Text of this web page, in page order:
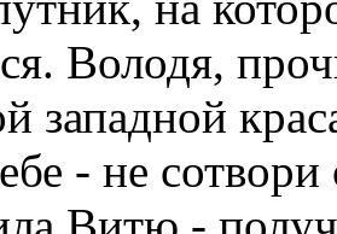
Володя,
западной
- не